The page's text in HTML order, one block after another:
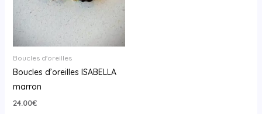
Boucles d'oreilles
Boucles d’oreilles ISABELLA
marron
24.00€